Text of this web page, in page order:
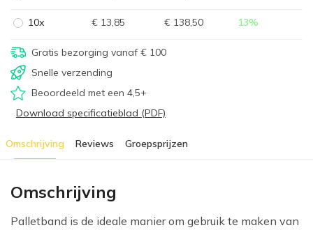
10x € 13,85 € 138,50 13%
Gratis bezorging vanaf € 100
Snelle verzending
Beoordeeld met een 4,5+
Download specificatieblad (PDF)
Omschrijving Reviews Groepsprijzen
Omschrijving
Palletband is de ideale manier om gebruik te maken van